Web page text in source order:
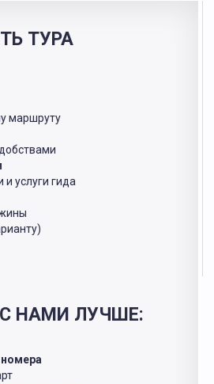
ТУРА
маршруту
и услуги гида
НАМИ ЛУЧШЕ: